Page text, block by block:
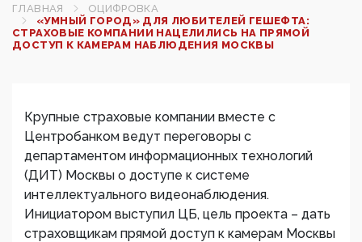
ГЛАВНАЯ
ОЦИФРОВКА
«УМНЫЙ ГОРОД» ДЛЯ ЛЮБИТЕЛЕЙ ГЕШЕФТА:
СТРАХОВЫЕ КОМПАНИИ НАЦЕЛИЛИСЬ НА ПРЯМОЙ
ДОСТУП К КАМЕРАМ НАБЛЮДЕНИЯ МОСКВЫ
Крупные страховые компании вместе с
Центробанком ведут переговоры с
департаментом информационных технологий
(ДИТ) Москвы о доступе к системе
интеллектуального видеонаблюдения.
Инициатором выступил ЦБ, цель проекта – дать
страховщикам прямой доступ к камерам Москвы